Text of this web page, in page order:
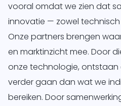
vooral omdat we zien dat
innovatie — zowel
Onze partners brengen
en marktinzicht mee. Door
onze technologie, ontstaan
verder gaan dan wat we
bereiken. Door